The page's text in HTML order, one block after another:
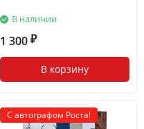
В наличии
1 300 ₽
В корзину
С автографом Роста!